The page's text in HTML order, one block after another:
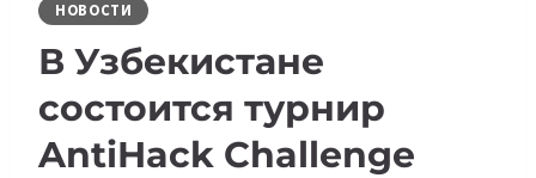
НОВОСТИ
В Узбекистане
состоится турнир
AntiHack Challenge